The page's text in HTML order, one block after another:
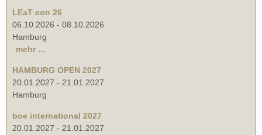
LEaT con 26
06.10.2026 - 08.10.2026
Hamburg
mehr ...
HAMBURG OPEN 2027
20.01.2027 - 21.01.2027
Hamburg
boe international 2027
20.01.2027 - 21.01.2027